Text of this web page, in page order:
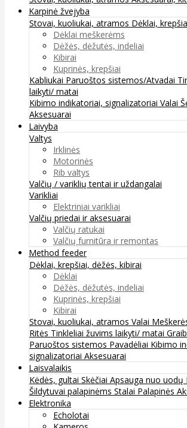
Karpinė žvejyba
Stovai, kuoliukai, atramos Dėklai,
Dėklai meškerėms
Dėžės, dėžutės, indeliai
Kibirai
Kuprinės, krepšiai
Kabliukai Paruoštos sistemos/Atvadai
laikyti/ matai
Kibimo indikatoriai, signalizatoriai Valai
Aksesuarai
Laivyba
Valtys
Irklinės
Motorinės
Rib valtys
Valčių / variklių tentai ir uždangalai
Varikliai
Elektriniai varikliai
Valčių priedai ir aksesuarai
Valčių ratukai
Valčių furnitūra ir remontas
Method feeder
Dėklai, krepšiai, dėžės, kibirai
Dėklai
Dėžės, dėžutės, indeliai
Kuprinės, krepšiai
Kibirai
Stovai, kuoliukai, atramos Valai
Ritės Tinkleliai žuvims laikyti/ matai
Paruoštos sistemos Pavadėliai Kibimo
signalizatoriai Aksesuarai
Laisvalaikis
Kėdės, gultai Skėčiai Apsauga nuo uodų
Šildytuvai palapinėms Stalai Palapinės
Elektronika
Echolotai